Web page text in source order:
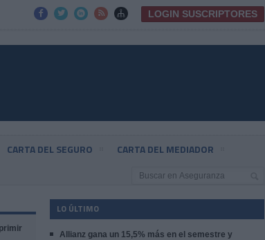
     LOGIN SUSCRIPTORES
CARTA DEL SEGURO CARTA DEL MEDIADOR
LO ÚLTIMO
Allianz gana un 15,5% más en el semestre y